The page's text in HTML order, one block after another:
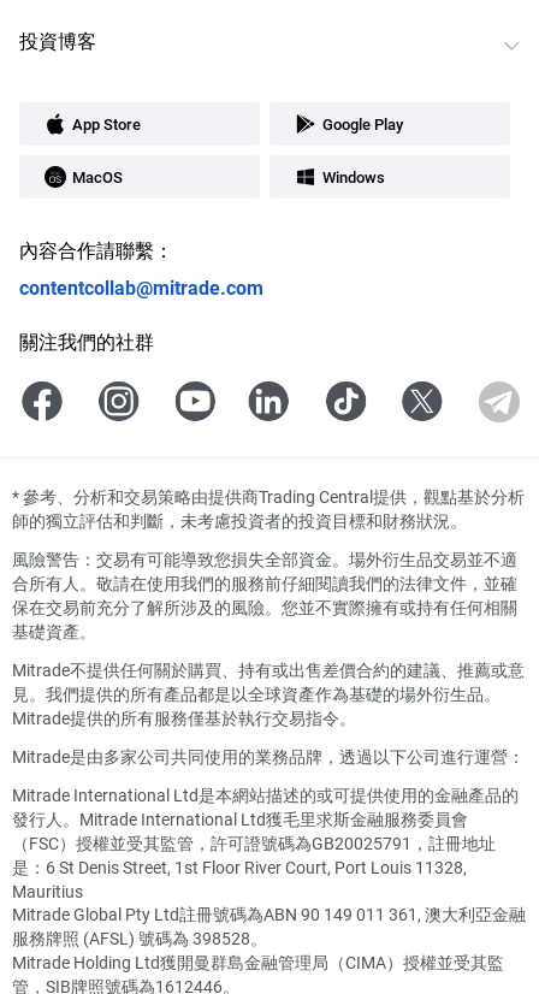
投資博客
App Store Google Play
MacOS Windows
內容合作請聯繫：
contentcollab@mitrade.com
關注我們的社群
*參考、分析和交易策略由提供商Trading Central提供，觀點基於分析
師的獨立評估和判斷，未考慮投資者的投資目標和財務狀況。
風險警告：交易有可能導致您損失全部資金。場外衍生品交易並不適
合所有人。敬請在使用我們的服務前仔細閱讀我們的法律文件，並確
保在交易前充分了解所涉及的風險。您並不實際擁有或持有任何相關
基礎資產。
Mitrade不提供任何關於購買、持有或出售差價合約的建議、推薦或意
見。我們提供的所有產品都是以全球資產作為基礎的場外衍生品。
Mitrade提供的所有服務僅基於執行交易指令。
Mitrade是由多家公司共同使用的業務品牌，透過以下公司進行運營：
Mitrade International Ltd是本網站描述的或可提供使用的金融產品的
發行人。Mitrade International Ltd獲毛里求斯金融服務委員會
（FSC）授權並受其監管，許可證號碼為GB20025791，註冊地址
是：6 St Denis Street, 1st Floor River Court, Port Louis 11328,
Mauritius
Mitrade Global Pty Ltd註冊號碼為ABN 90 149 011 361, 澳大利亞金融
服務牌照 (AFSL) 號碼為 398528。
Mitrade Holding Ltd獲開曼群島金融管理局（CIMA）授權並受其監
管，SIB牌照號碼為1612446。